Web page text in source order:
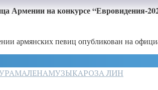
Армении на конкурсе “Евровидения-
армянских певиц опубликован на
МАЛЕНАМУЗЫКАРОЗА ЛИН